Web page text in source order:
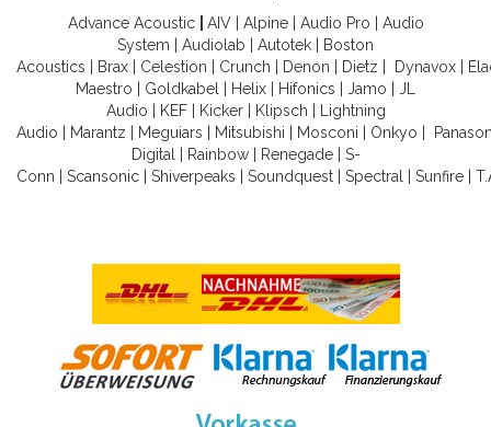
Advance Acoustic
AIV| Alpine| Audio Pro
Audio
System
Audiolab Autotek
Boston
Acoustics
Brax Celestion Crunch Denon Dietz Dynavox
Maestro
Goldkabel Helix Hifonics Jamo
JL
Audio
KEF| Kicker| Klipsch
Lightning
Audio
Marantz Meguiars Mitsubishi Mosconi Onkyo
Digital
Rainbow| Renegade| S-
Conn
Scansonic Shiverpeaks Soundquest Spectral Sunfire